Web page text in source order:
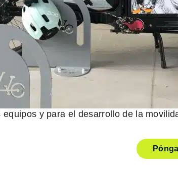
y para el desarrollo de la